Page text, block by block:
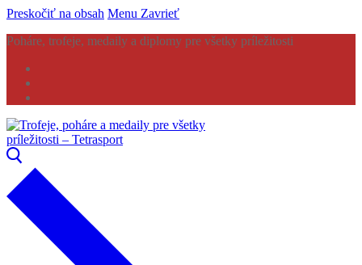
Preskočiť na obsah Menu Zavrieť
Poháre, trofeje, medaily a diplomy pre všetky príležitosti